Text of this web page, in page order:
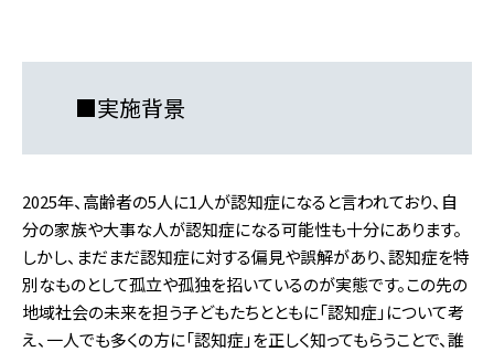
■実施背景
2025年、高齢者の5人に1人が認知症になると言われており、自
分の家族や大事な人が認知症になる可能性も十分にあります。
しかし、まだまだ認知症に対する偏見や誤解があり、認知症を特
別なものとして孤立や孤独を招いているのが実態です。この先の
地域社会の未来を担う子どもたちとともに「認知症」について考
え、一人でも多くの方に「認知症」を正しく知ってもらうことで、誰